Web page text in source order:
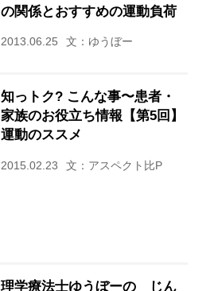
の関係とおすすめの運動負荷
2013.06.25 文：ゆうぼー
知っトク? こんな事〜患者・
家族のお役立ち情報【第5回】
運動のススメ
2015.02.23 文：アスペクト比P
理学療法士ゆうぼーの じん